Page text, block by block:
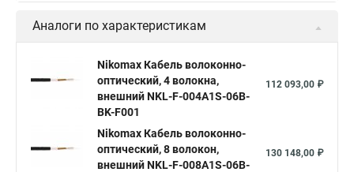
Аналоги по характеристикам
Nikomax Кабель волоконно-
оптический, 4 волокна,
внешний NKL-F-004A1S-06B-
BK-F001
112 093,00 ₽
Nikomax Кабель волоконно-
оптический, 8 волокон,
внешний NKL-F-008A1S-06B-
130 148,00 ₽